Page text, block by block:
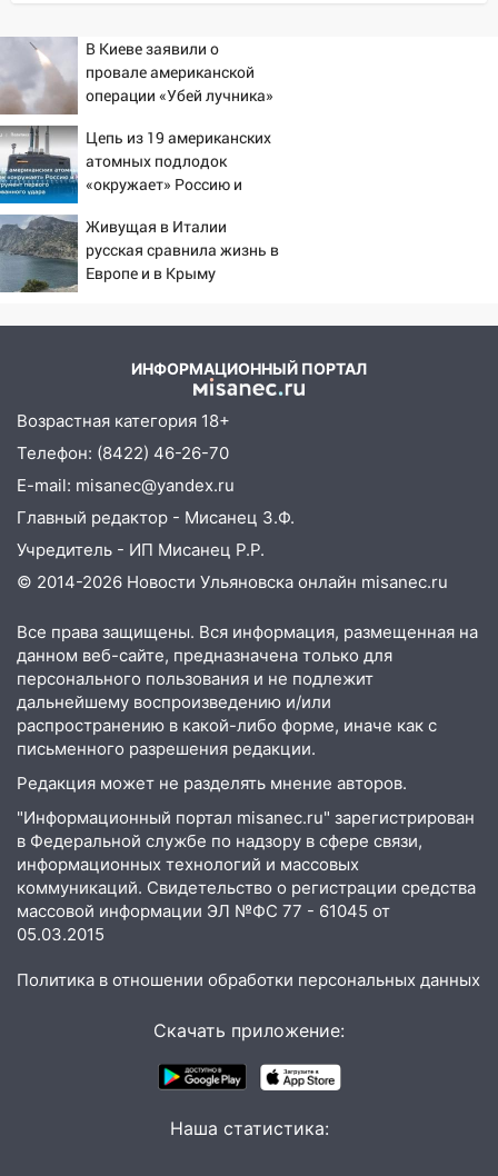
по улице Ефремова
14:23
67% ульяновцев готовы
передумать увольняться, если им
повысят зарплату
14:01
Инсценировали ДТП и получили
более 4,6 миллиона рублей: перед
судом предстанет банда
автоподставщиков
13:36 В Инзе произошел крупный пожар
13:00 В суде защитили репутацию
обвиняли в жестоком обращении с
12:28
Миллион на «льготниках»: в
Ульяновской области перевозчик
провернул хитрую схему с чужими
проездными
12:10 Ульяновский алиментщик накопил
120 тысяч долга
11:49
Снят режим «Ракетная
опасность» на территории Ульяновской
области
11:30 Кабмин РФ разрешил до 1 июля
2027 года импорт, выпуск и обращение
бензина Евро 2, Евро 3, Евро 4
11:12
Соцсети: на Рябикова автомобиль
врезался в забор
10:27 Где есть бензин в Ульяновске
днем 6 августа: список АЗС
10:16 Внимание! В Ульяновской области
В Старомайнском районе утонул
51-летний мужчина
В Ульяновске черный коршун
застрял в тепловозе
Ульяновские спасатели помогли
В Киеве заявили о
провале американской
операции «Убей лучника»
Цепь из 19 американских
атомных подлодок
«окружает» Россию и
первого массированного
удара
Живущая в Италии
русская сравнила жизнь в
Европе и в Крыму
ИНФОРМАЦИОННЫЙ ПОРТАЛ
Возрастная категория 18+
Телефон: (8422) 46-26-70
E-mail: misanec@yandex.ru
Главный редактор - Мисанец З.Ф.
Учредитель - ИП Мисанец Р.Р.
© 2014-2026 Новости Ульяновска онлайн misanec.ru
Все права защищены. Вся информация, размещенная на
данном веб-сайте, предназначена только для
персонального пользования и не подлежит
дальнейшему воспроизведению и/или
распространению в какой-либо форме, иначе как с
письменного разрешения редакции.
Редакция может не разделять мнение авторов.
"Информационный портал misanec.ru" зарегистрирован
в Федеральной службе по надзору в сфере связи,
информационных технологий и массовых
коммуникаций. Свидетельство о регистрации средства
массовой информации ЭЛ №ФС 77 - 61045 от
05.03.2015
Политика в отношении обработки персональных данных
Скачать приложение:
Наша статистика: